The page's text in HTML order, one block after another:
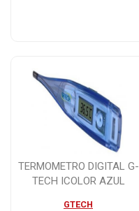
TERMOMETRO DIGITAL G-
TECH ICOLOR AZUL
GTECH